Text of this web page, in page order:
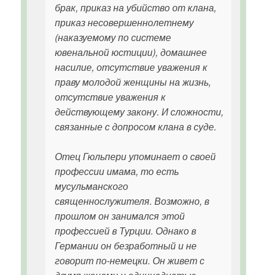
брак, приказ на убийство от клана,
приказ несовершеннолетнему
(наказуемому по системе
ювенальной юстиции), домашнее
насилие, отсутствие уважения к
праву молодой женщины на жизнь,
отсутствие уважения к
действующему закону. И сложности,
связанные с допросом клана в суде.
Отец Гюльпери упоминает о своей
профессии имама, то есть
мусульманского
священнослужителя. Возможно, в
прошлом он занимался этой
профессией в Турции. Однако в
Германии он безработный и не
говорит по-немецки. Он живет с